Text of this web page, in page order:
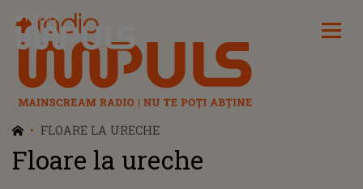
Radio Impuls
FLOARE LA URECHE
Floare la ureche